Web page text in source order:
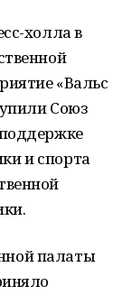
холла в
«Вальс
Союз
и спорта
палаты